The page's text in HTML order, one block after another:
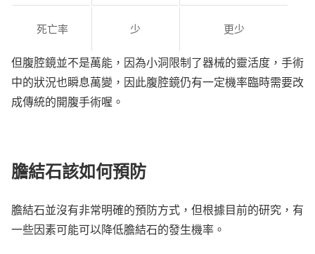
死亡率 少 更少
但腹腔鏡並不是萬能，因為小洞限制了器械的靈活度，手術
中的狀況也瞬息萬變，因此腹腔鏡仍有一定機率臨時需要改
成傳統的開腹手術喔。
膽結石該如何預防
膽結石並沒有非常明確的預防方式，但根據目前的研究，有
一些因素可能可以降低膽結石的發生機率。